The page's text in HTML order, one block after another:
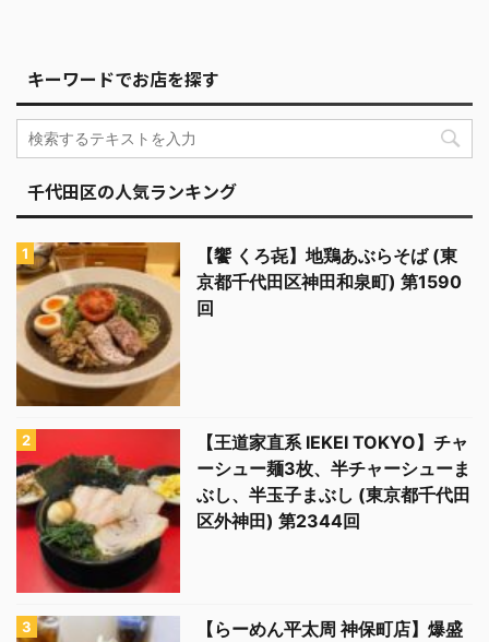
キーワードでお店を探す
千代田区の人気ランキング
【饗 くろ㐂】地鶏あぶらそば (東
京都千代田区神田和泉町) 第1590
回
【王道家直系 IEKEI TOKYO】チャ
ーシュー麺3枚、半チャーシューま
ぶし、半玉子まぶし (東京都千代田
区外神田) 第2344回
【らーめん平太周 神保町店】爆盛